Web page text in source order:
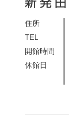
住所
TEL
開館時間
休館日